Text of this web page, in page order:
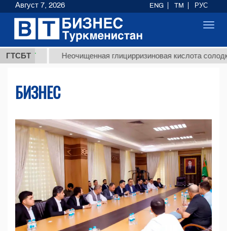
ГТСБТНеочищенная глицирризиновая кислота солодкового
БИЗНЕС
Август 7, 2026 ENG TM РУС